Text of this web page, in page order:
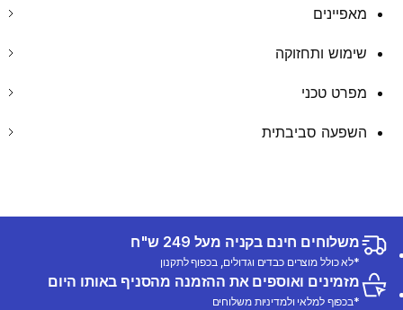
מאפיינים
שימוש ותחזוקה
מפרט טכני
השפעה סביבתית
משלוחים חינם בקניה מעל 249 ש"ח
*לא כולל מוצרים כבדים וגדולים, בכפוף לתקנון
מזמינים ואוספים את ההזמנה מהסניף באותו היום
*בכפוף למלאי ולמדיניות משלוחים